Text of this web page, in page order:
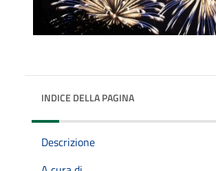
INDICE DELLA PAGINA
Descrizione